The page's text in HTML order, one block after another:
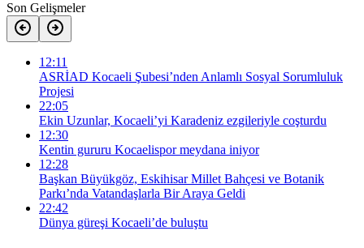
Son Gelişmeler
12:11
ASRİAD Kocaeli Şubesi’nden Anlamlı Sosyal Sorumluluk
Projesi
22:05
Ekin Uzunlar, Kocaeli’yi Karadeniz ezgileriyle coşturdu
12:30
Kentin gururu Kocaelispor meydana iniyor
12:28
Başkan Büyükgöz, Eskihisar Millet Bahçesi ve Botanik
Parkı’nda Vatandaşlarla Bir Araya Geldi
22:42
Dünya güreşi Kocaeli’de buluştu